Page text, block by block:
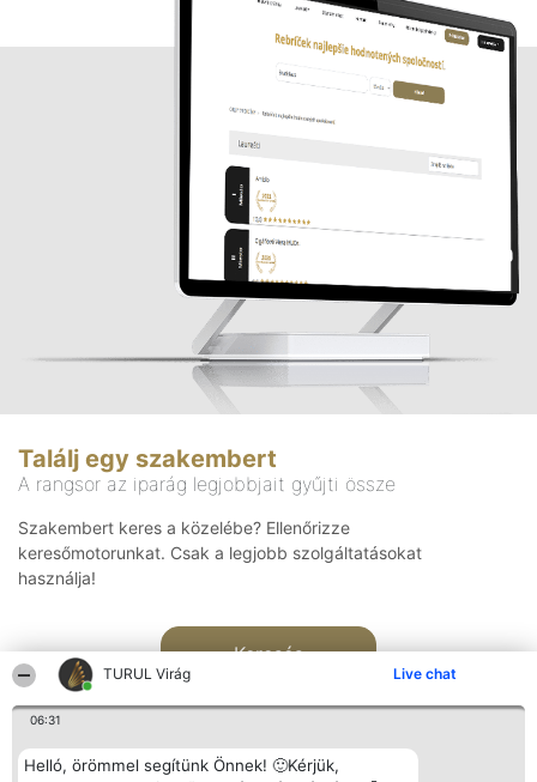
TURUL Virág Live chat
06:31
Helló, örömmel segítünk Önnek! 🙂Kérjük,
Találj egy szakembert
A rangsor az iparág legjobbjait gyűjti össze
Szakembert keres a közelébe? Ellenőrizze
keresőmotorunkat. Csak a legjobb szolgáltatásokat
használja!
Keresés